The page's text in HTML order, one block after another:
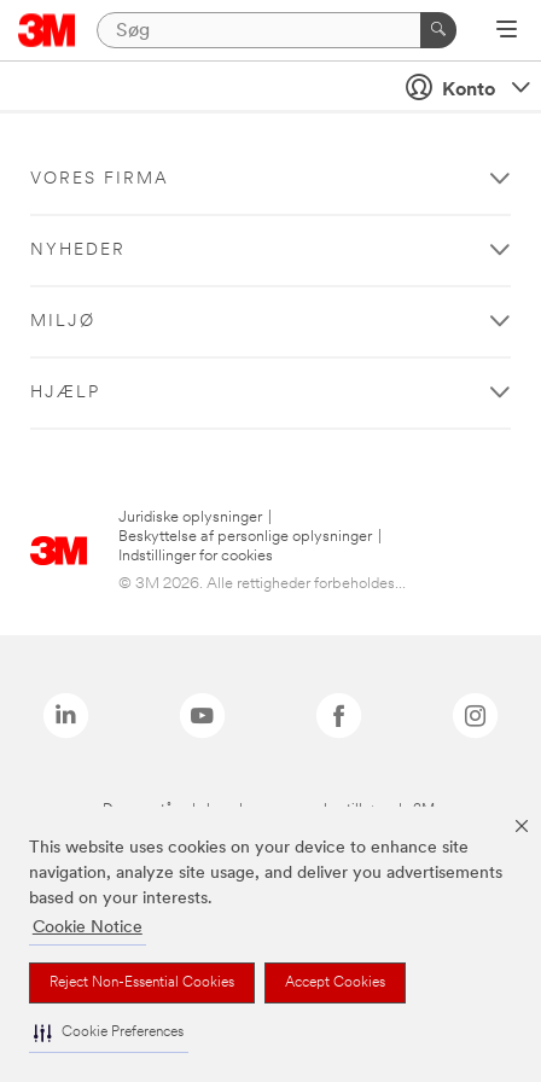
This website uses cookies on your device to enhance site
navigation, analyze site usage, and deliver you advertisements
based on your interests.
Cookie Notice
Reject Non-Essential Cookies Accept Cookies
Cookie Preferences
Konto
VORES FIRMA
NYHEDER
MILJØ
HJÆLP
Juridiske oplysninger
Beskyttelse af personlige oplysninger
Indstillinger for cookies
© 3M 2026. Alle rettigheder forbeholdes...
De ovenstående brands er varemærker tilhørende 3M.